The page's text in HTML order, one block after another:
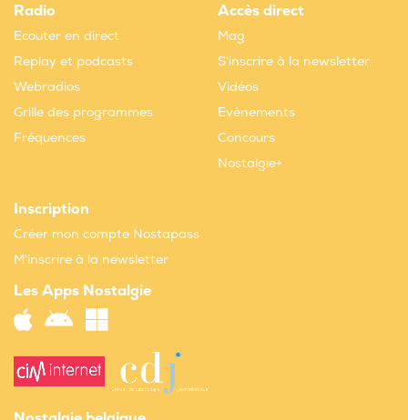
Radio
Ecouter en direct
Replay et podcasts
Webradios
Grille des programmes
Fréquences
Accès direct
Mag
S'inscrire à la newsletter
Vidéos
Evènements
Concours
Nostalgie+
Inscription
Créer mon compte Nostapass
M'inscrire à la newsletter
Les Apps Nostalgie